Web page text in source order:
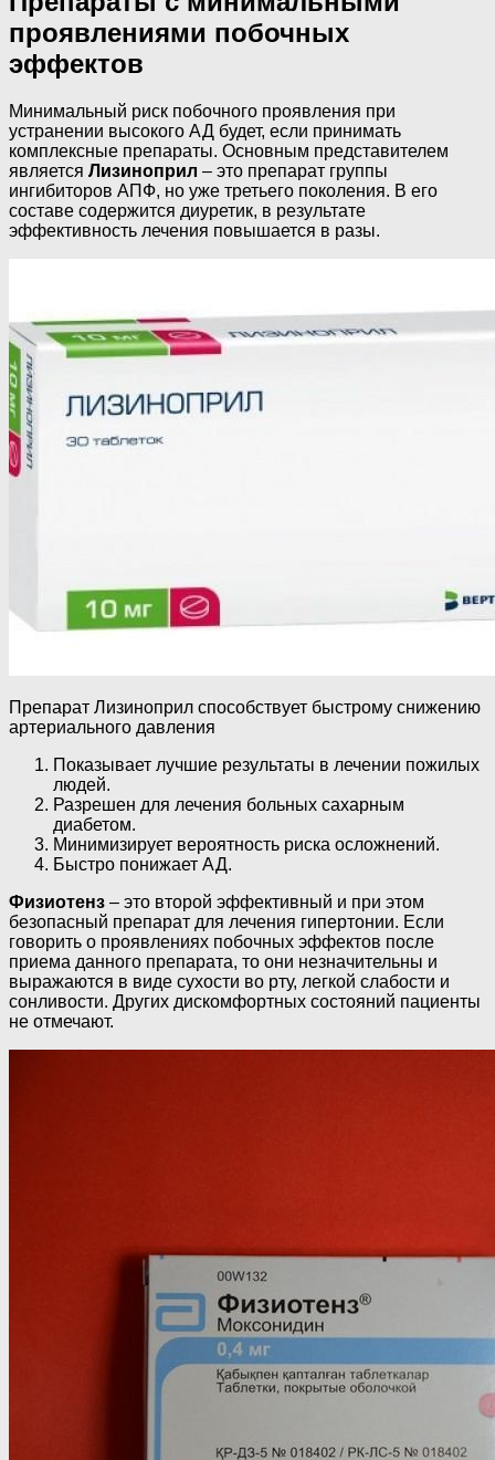
проявлениями побочных
эффектов
Минимальный риск побочного проявления при
устранении высокого АД будет, если принимать
комплексные препараты. Основным представителем
является Лизиноприл – это препарат группы
ингибиторов АПФ, но уже третьего поколения. В его
составе содержится диуретик, в результате
эффективность лечения повышается в разы.
Препарат Лизиноприл способствует быстрому снижению
артериального давления
Показывает лучшие результаты в лечении пожилых
людей.
Разрешен для лечения больных сахарным
диабетом.
Минимизирует вероятность риска осложнений.
Быстро понижает АД.
Физиотенз – это второй эффективный и при этом
безопасный препарат для лечения гипертонии. Если
говорить о проявлениях побочных эффектов после
приема данного препарата, то они незначительны и
выражаются в виде сухости во рту, легкой слабости и
сонливости. Других дискомфортных состояний пациенты
не отмечают.